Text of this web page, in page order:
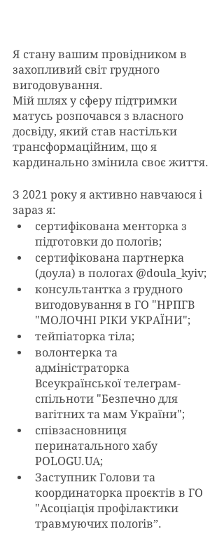
Я стану вашим провідником в
захопливий світ грудного
вигодовування.
Мій шлях у сферу підтримки
матусь розпочався з власного
досвіду, який став настільки
трансформаційним, що я
кардинально змінила своє життя.
З 2021 року я активно навчаюся і
зараз я:
сертифікована менторка з
підготовки до пологів;
сертифікована партнерка
(доула) в пологах @doula_kyiv;
консультантка з грудного
вигодовування в ГО "НРПГВ
"МОЛОЧНІ РІКИ УКРАЇНИ";
тейпіаторка тіла;
волонтерка та
адміністраторка
Всеукраїнської телеграм-
спільноти "Безпечно для
вагітних та мам України";
співзасновниця
перинатального хабу
POLOGU.UA;
Заступник Голови та
координаторка проєктів в ГО
"Асоціація профілактики
травмуючих пологів”.